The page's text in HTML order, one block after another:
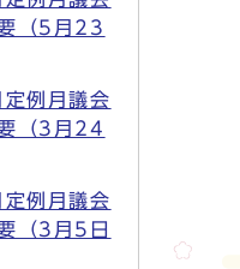
（5月23
例月議会
（3月24
例月議会
（3月5日